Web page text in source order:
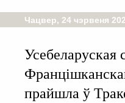
Чацвер, 24 чэрвеня
Усебеларуская
прайшла ў